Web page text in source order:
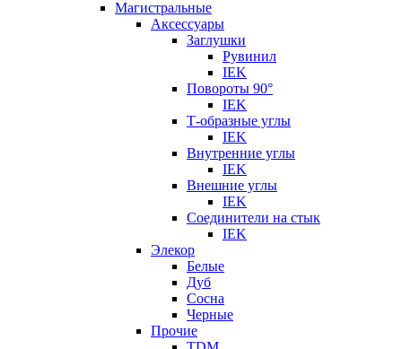
Магистральные
Аксессуары
Заглушки
Рувинил
IEK
Повороты 90°
IEK
Т-образные углы
IEK
Внутренние углы
IEK
Внешние углы
IEK
Соединители на стык
IEK
Элекор
Белые
Дуб
Сосна
Черные
Прочие